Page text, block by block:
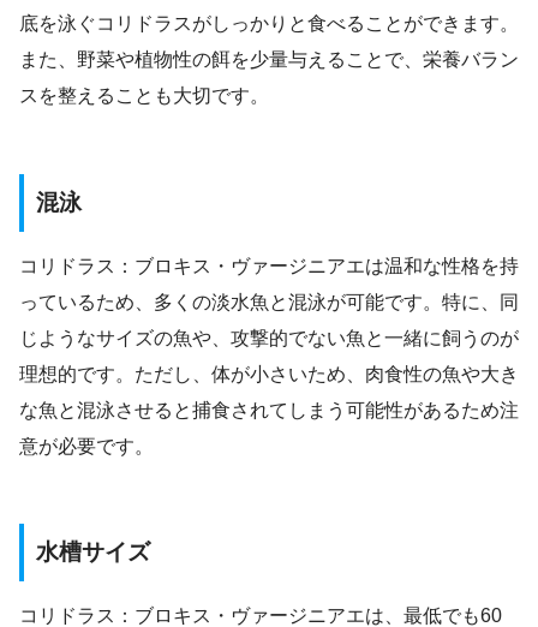
底を泳ぐコリドラスがしっかりと食べることができます。
また、野菜や植物性の餌を少量与えることで、栄養バラン
スを整えることも大切です。
混泳
コリドラス：ブロキス・ヴァージニアエは温和な性格を持
っているため、多くの淡水魚と混泳が可能です。特に、同
じようなサイズの魚や、攻撃的でない魚と一緒に飼うのが
理想的です。ただし、体が小さいため、肉食性の魚や大き
な魚と混泳させると捕食されてしまう可能性があるため注
意が必要です。
水槽サイズ
コリドラス：ブロキス・ヴァージニアエは、最低でも60